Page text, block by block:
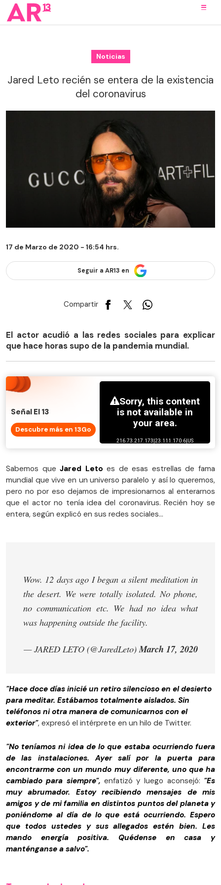
Noticias
Jared Leto recién se entera de la existencia
del coronavirus
17 de Marzo de 2020 - 16:54 hrs.
Seguir a AR13 en
Compartir
El actor acudió a las redes sociales para explicar
que hace horas supo de la pandemia mundial.
Señal El 13
Descubre más en 13Go
Sabemos queJared Leto es de esas estrellas de fama
mundial que vive en un universo paralelo y así lo queremos,
pero no por eso dejamos de impresionarnos al enterarnos
que el actor no tenía idea del coronavirus. Recién hoy se
entera, según explicó en sus redes sociales...
Wow. 12 days ago I began a silent meditation in
the desert. We were totally isolated. No phone,
no communication etc. We had no idea what
was happening outside the facility.
— JARED LETO (@JaredLeto)March 17, 2020
"Hace doce días inicié un retiro silencioso en el desierto
para meditar. Estábamos totalmente aislados. Sin
teléfonos ni otra manera de comunicarnos con el
exterior", expresó el intérprete en un hilo de Twitter.
"No teníamos ni idea de lo que estaba ocurriendo fuera
de las instalaciones. Ayer salí por la puerta para
encontrarme con un mundo muy diferente, uno que ha
cambiado para siempre", enfatizó y luego aconsejó: "Es
muy abrumador. Estoy recibiendo mensajes de mis
amigos y de mi familia en distintos puntos del planeta y
poniéndome al día de lo que está ocurriendo. Espero
que todos ustedes y sus allegados estén bien. Les
mando energía positiva. Quédense en casa y
manténganse a salvo".